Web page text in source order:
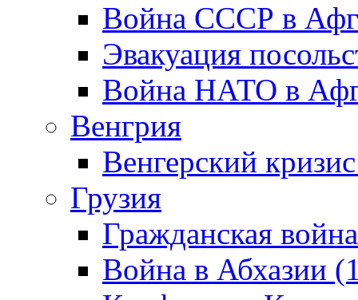
Война СССР в
Эвакуация
Война НАТО в
Венгрия
Венгерский
Грузия
Гражданская
Война в Абхазии